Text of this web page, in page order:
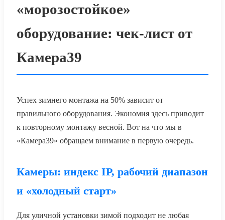
«морозостойкое»
оборудование: чек-лист от
Камера39
Успех зимнего монтажа на 50% зависит от
правильного оборудования. Экономия здесь приводит
к повторному монтажу весной. Вот на что мы в
«Камера39» обращаем внимание в первую очередь.
Камеры: индекс IP, рабочий диапазон
и «холодный старт»
Для уличной установки зимой подходит не любая